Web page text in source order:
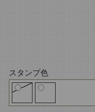
スタンプ色